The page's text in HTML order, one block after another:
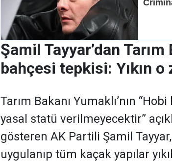
Şamil Tayyar’dan Tarım
bahçesi tepkisi: Yıkın o
Tarım Bakanı Yumaklı’nın
yasal statü verilmeyecektir”
gösteren AK Partili Şamil
uygulanıp tüm kaçak yapılar